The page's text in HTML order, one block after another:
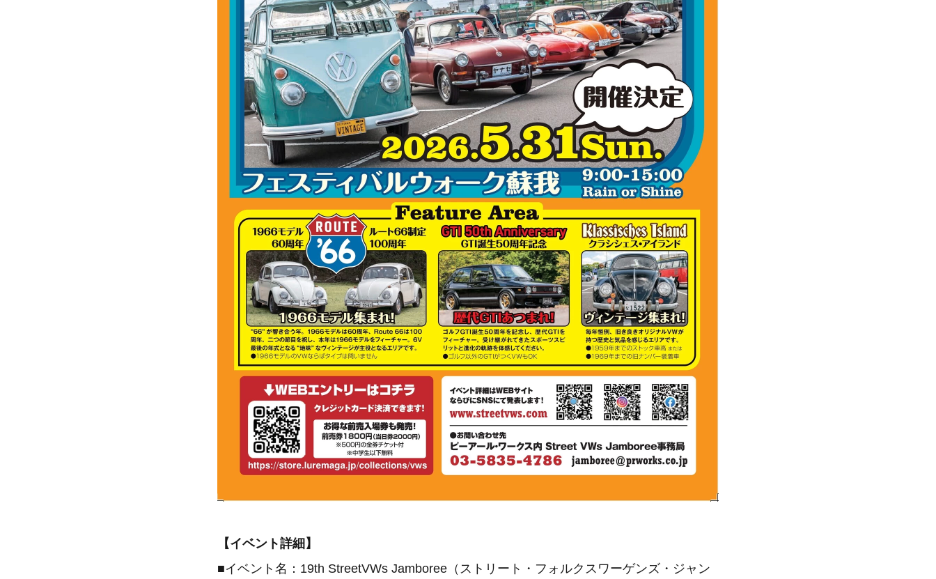
【イベント詳細】
■イベント名：19th StreetVWs Jamboree（ストリート・フォルクスワーゲンズ・ジャン